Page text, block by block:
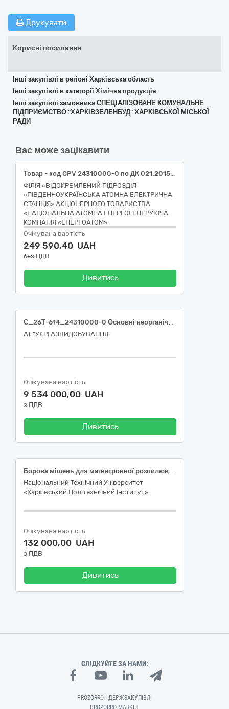
Друкувати
Корисні посилання
Інші закупівлі в регіоні Харківська область
Інші закупівлі в категорії Хімічна продукція
Інші закупівлі замовника СПЕЦІАЛІЗОВАНЕ КОМУНАЛЬНЕ
ПІДПРИЄМСТВО "ХАРКІВЗЕЛЕНБУД" ХАРКІВСЬКОЇ МІСЬКОЇ
РАДИ
Вас може зацікавити
Товар - код CPV 24310000-0 по ДК 021:2015 Основні неорганічні хімічні речовини (Силікагель). РПЗ - 9.67.
ФІЛІЯ «ВІДОКРЕМЛЕНИЙ ПІДРОЗДІЛ
«ПІВДЕННОУКРАЇНСЬКА АТОМНА ЕЛЕКТРИЧНА
СТАНЦІЯ» АКЦІОНЕРНОГО ТОВАРИСТВА
«НАЦІОНАЛЬНА АТОМНА ЕНЕРГОГЕНЕРУЮЧА
КОМПАНІЯ «ЕНЕРГОАТОМ»
Очікувана вартість
249 590,40 UAH
без ПДВ
Дивитись
С_26Т-614_24310000-0 Основні неорганічні хімічні речовини (Сода каустична)
АТ "УКРГАЗВИДОБУВАННЯ"
Очікувана вартість
9 534 000,00 UAH
з ПДВ
Дивитись
Борова мішень для магнетронної розпилювальної системи
Національний Технічний Університет
«Харківський Політехнічний Інститут»
Очікувана вартість
132 000,00 UAH
з ПДВ
Дивитись
СЛІДКУЙТЕ ЗА НАМИ:
PROZORRO - ДЕРЖЗАКУПІВЛІ
PROZORRO MARKET